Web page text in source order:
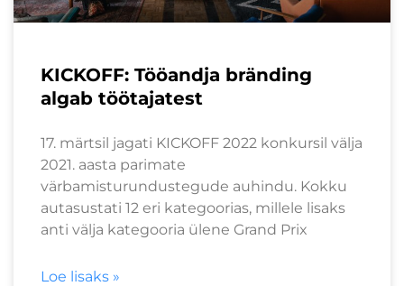
KICKOFF: Tööandja bränding
algab töötajatest
17. märtsil jagati KICKOFF 2022 konkursil välja
2021. aasta parimate
värbamisturundustegude auhindu. Kokku
autasustati 12 eri kategoorias, millele lisaks
anti välja kategooria ülene Grand Prix
Loe lisaks »